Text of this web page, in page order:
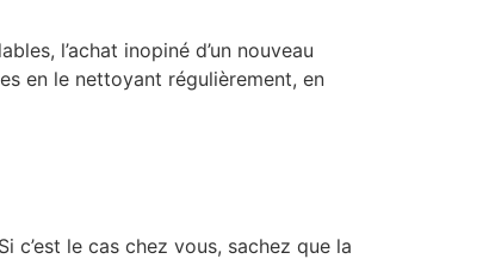
l’achat inopiné d’un nouveau
en le nettoyant régulièrement, en
le cas chez vous, sachez que la